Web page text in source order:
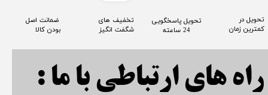
راه های ارتباطی با ما :
​تحویل در
کمترین زمان
​تحویل پاسخگویی
24 ساعته
​تخفیف های
شگفت انگیز
​ ضمانت اصل
بودن کالا